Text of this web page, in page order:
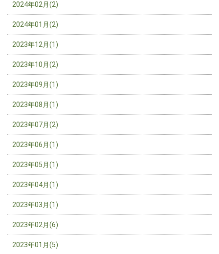
2024年02月(2)
2024年01月(2)
2023年12月(1)
2023年10月(2)
2023年09月(1)
2023年08月(1)
2023年07月(2)
2023年06月(1)
2023年05月(1)
2023年04月(1)
2023年03月(1)
2023年02月(6)
2023年01月(5)